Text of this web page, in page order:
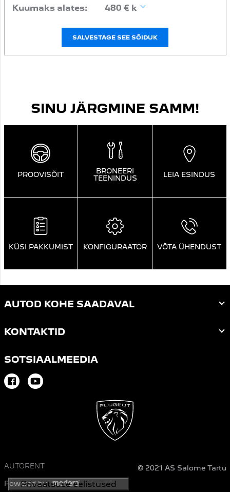
Kuumaks alates: 480 € k
SALVESTAGE SEE SÕIDUK
SINU JÄRGMINE SAMM!
PROOVISÕIT
BRONEERI
TEENINDUS
LEIA ESINDUS
KÜSI PAKKUMIST KONFIGURAATOR VÕTA ÜHENDUST
AUTOD KOHE SAADAVAL
KONTAKTID
SOTSIAALMEEDIA
Facebook
Youtube
AUTORENT
© 2021 AS Salome Tartu
Powered by